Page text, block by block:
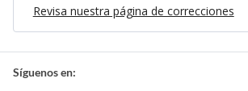
Revisa nuestra página de correcciones
Síguenos en: